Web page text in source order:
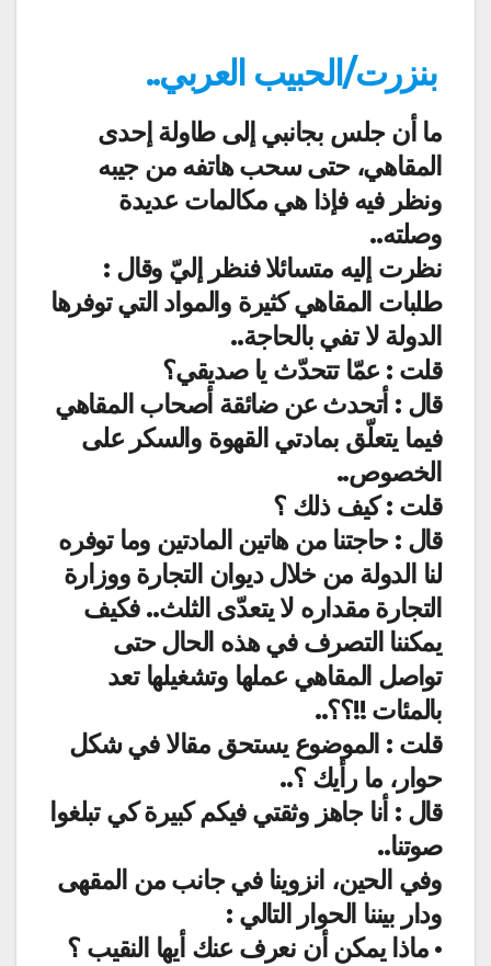
بنزرت/الحبيب العربي..
ما أن جلس بجانبي إلى طاولة إحدى
المقاهي، حتى سحب هاتفه من جيبه
ونظر فيه فإذا هي مكالمات عديدة
وصلته..
نظرت إليه متسائلا فنظر إليّ وقال :
طلبات المقاهي كثيرة والمواد التي توفرها
الدولة لا تفي بالحاجة..
قلت : عمّا تتحدّث يا صديقي؟
قال : أتحدث عن ضائقة أصحاب المقاهي
فيما يتعلّق بمادتي القهوة والسكر على
الخصوص..
قلت : كيف ذلك ؟
قال : حاجتنا من هاتين المادتين وما توفره
لنا الدولة من خلال ديوان التجارة ووزارة
التجارة مقداره لا يتعدّى الثلث.. فكيف
يمكننا التصرف في هذه الحال حتى
تواصل المقاهي عملها وتشغيلها تعد
بالمئات !!؟؟..
قلت : الموضوع يستحق مقالا في شكل
حوار، ما رأيك ؟..
قال : أنا جاهز وثقتي فيكم كبيرة كي تبلغوا
صوتنا..
وفي الحين، انزوينا في جانب من المقهى
ودار بيننا الحوار التالي :
• ماذا يمكن أن نعرف عنك أيها النقيب ؟